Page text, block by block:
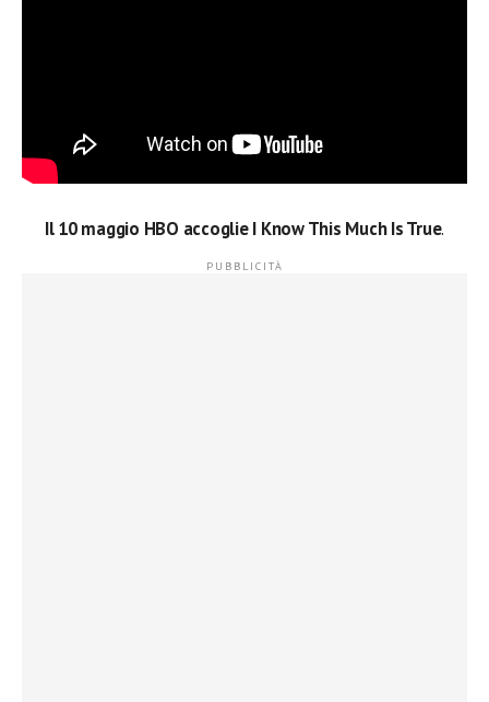
Il 10 maggio HBO accoglie I Know This Much Is True.